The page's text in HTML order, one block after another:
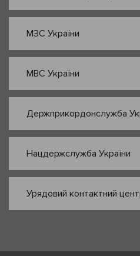
МЗС України
МВС України
Держприкордонслужба
Нацдержслужба України
Урядовий контактний